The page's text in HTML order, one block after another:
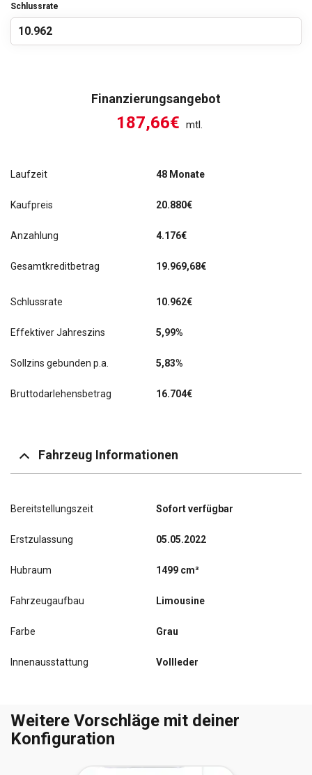
Schlussrate
Finanzierungsangebot
187,66€ mtl.
Laufzeit 48 Monate
Kaufpreis 20.880€
Anzahlung 4.176€
Gesamtkreditbetrag 19.969,68€
Schlussrate 10.962€
Effektiver Jahreszins 5,99%
Sollzins gebunden p.a. 5,83%
Bruttodarlehensbetrag 16.704€
Fahrzeug Informationen
Bereitstellungszeit Sofort verfügbar
Erstzulassung 05.05.2022
Hubraum 1499 cm³
Fahrzeugaufbau Limousine
Farbe Grau
Innenausstattung Vollleder
Weitere Vorschläge mit deiner
Konfiguration